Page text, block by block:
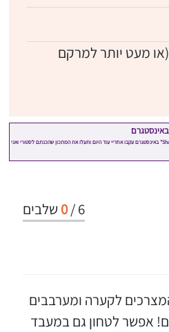
מעט יותר למרקם
6
/
0 שלבים
לקערה ומערבבים
אפשר לטחון גם במעבד